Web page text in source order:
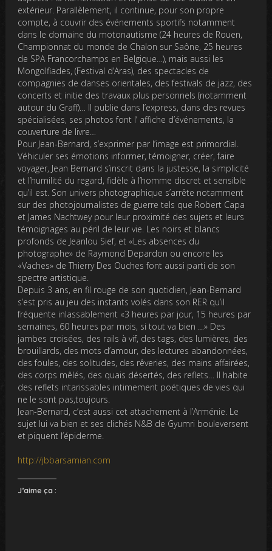
extérieur. Parallèlement, il continue, pour son propre
compte, à couvrir des événements sportifs notamment
dans le domaine du motonautisme (24 heures de Rouen,
Championnat du monde de Chalon sur Saône, 25 heures
de SPA Francorchamps en Belgique…), mais aussi les
Mongolfiades, (Festival d’Aras), des spectacles de
compagnies de danses orientales, des festivals de jazz, des
concerts et initie des travaux plus personnels (notamment
autour du Graff)… Il publie dans l’express, dans des revues
spécialisées, ses photos font l’ affiche d’événements, la
couverture de livre…
Pour Jean-Bernard, s’exprimer par l’image est primordial.
Véhiculer ses émotions informer, témoigner, créer, faire
voyager, Jean Bernard s’inscrit dans la justesse, la simplicité
et l’humilité du regard, fidèle à l’homme discret et sensible
qu’il est. Son univers photographique s’arrête notamment
sur des photojournalistes de guerre tels que Robert Capa
et James Nachtwey pour leur proximité des sujets et leurs
témoignages au péril de leur vie. Les noirs et blancs
profonds de Jeanlou Sief, et «Les absences du
photographe» de Raymond Depardon ou encore les
«Vaches» de Thierry Des Ouches font aussi parti de son
spectre artistique.
Depuis 3 ans, en fil rouge de son quotidien, Jean-Bernard
s’est pris au jeu des instants volés dans son RER qu’il
fréquente inlassablement «3 heures par jour, 15 heures par
semaines, 60 heures par mois, si tout va bien …» Des
jambes croisées, des rails à vif, des tags, des lumières, des
brouillards, des mots d’amour, des lectures abandonnées,
des foules, des solitudes, des rêveries, des mains affairées,
des corps mêlés, des quais désertés, des reflets… Il habite
des reflets intarissables intimement poétiques de vies qui
ne le sont pas,toujours.
Jean-Bernard, c’est aussi cet attachement à l’Arménie. Le
sujet lui va bien et ses clichés N&B de Gyumri bouleversent
et piquent l’épiderme.
http://jbbarsamian.com
J’aime ça :